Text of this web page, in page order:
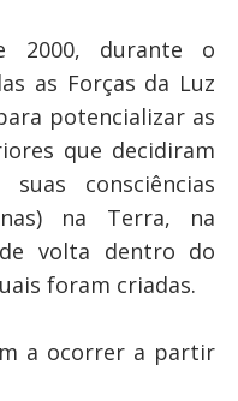
2000, durante o
as Forças da Luz
potencializar as
que decidiram
consciências
na Terra, na
volta dentro do
foram criadas.
a ocorrer a partir